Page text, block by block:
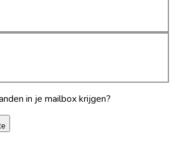
in je mailbox krijgen?